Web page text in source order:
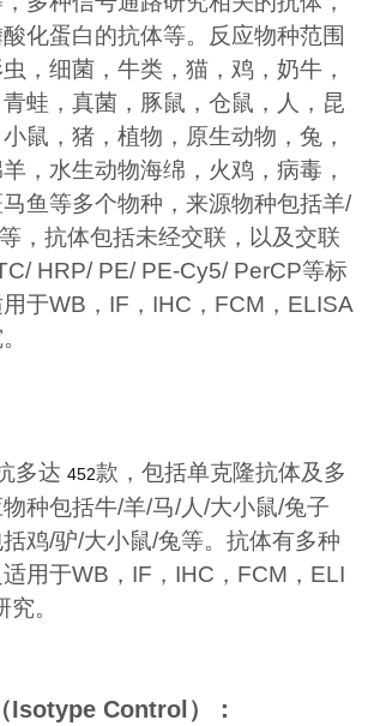
化蛋白的抗体等。反应物种范围
，细菌，牛类，猫，鸡，奶牛，
蛙，真菌，豚鼠，仓鼠，人，昆
鼠，猪，植物，原生动物，兔，
，水生动物海绵，火鸡，病毒，
鱼等多个物种，来源物种包括羊/
，抗体包括未经交联，以及交联
HRP/ PE/ PE-Cy5/ PerCP等标
于WB ， IF ， IHC ， FCM ， ELISA
多达 452款，包括单克隆抗体及多
种包括牛/羊/马/人/大小鼠/兔子
鸡/驴/大小鼠/兔等。抗体有多种
用于WB ， IF ， IHC ， FCM ， ELI
。
Isotype Control ）：